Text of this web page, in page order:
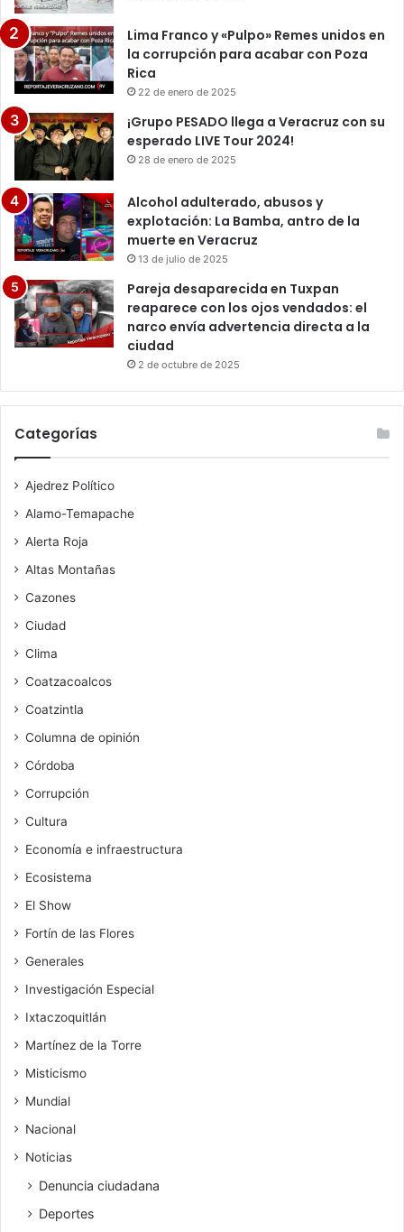
Lima Franco y «Pulpo» Remes unidos en
la corrupción para acabar con Poza
Rica
22 de enero de 2025
¡Grupo PESADO llega a Veracruz con su
esperado LIVE Tour 2024!
28 de enero de 2025
Alcohol adulterado, abusos y
explotación: La Bamba, antro de la
muerte en Veracruz
13 de julio de 2025
Pareja desaparecida en Tuxpan
reaparece con los ojos vendados: el
narco envía advertencia directa a la
ciudad
2 de octubre de 2025
Categorías
Ajedrez Político
Alamo-Temapache
Alerta Roja
Altas Montañas
Cazones
Ciudad
Clima
Coatzacoalcos
Coatzintla
Columna de opinión
Córdoba
Corrupción
Cultura
Economía e infraestructura
Ecosistema
El Show
Fortín de las Flores
Generales
Investigación Especial
Ixtaczoquitlán
Martínez de la Torre
Misticismo
Mundial
Nacional
Noticias
Denuncia ciudadana
Deportes